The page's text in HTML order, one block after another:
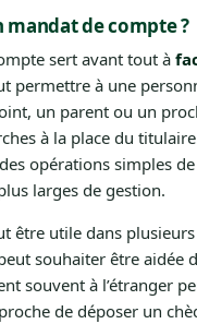
mandat de compte ?
sert avant tout à
permettre à une
un parent ou un
à la place du
opérations simples
larges de gestion.
être utile dans
souhaiter être aidée
souvent à l’étranger
de déposer un